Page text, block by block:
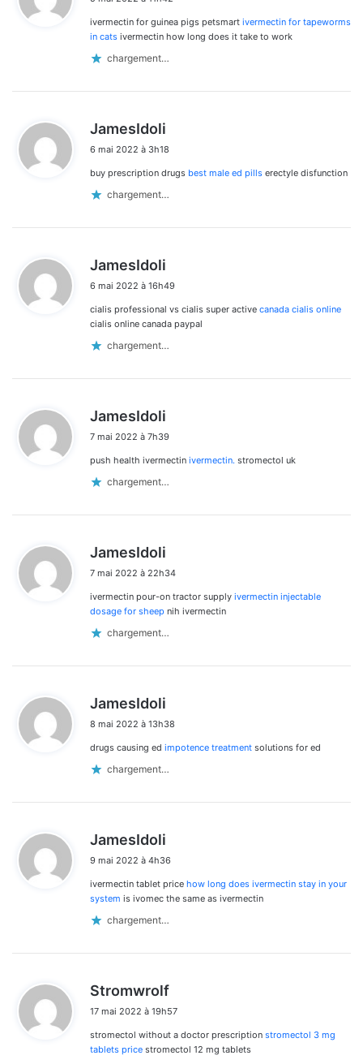
t
:
ivermectin for guinea pigs petsmart ivermectin for tapeworms
in cats ivermectin how long does it take to work
chargement…
JamesIdoli
t
6 mai 2022 à 3h18
buy prescription drugs best male ed pills erectyle disfunction
chargement…
JamesIdoli
t
:
6 mai 2022 à 16h49
cialis professional vs cialis super active canada cialis online
cialis online canada paypal
chargement…
JamesIdoli
t
7 mai 2022 à 7h39
push health ivermectin ivermectin. stromectol uk
chargement…
JamesIdoli
t
:
7 mai 2022 à 22h34
ivermectin pour-on tractor supply ivermectin injectable
dosage for sheep nih ivermectin
chargement…
JamesIdoli
t
8 mai 2022 à 13h38
drugs causing ed impotence treatment solutions for ed
chargement…
JamesIdoli
t
:
9 mai 2022 à 4h36
ivermectin tablet price how long does ivermectin stay in your
system is ivomec the same as ivermectin
chargement…
Stromwrolf
t
:
17 mai 2022 à 19h57
stromectol without a doctor prescription stromectol 3 mg
tablets price stromectol 12 mg tablets